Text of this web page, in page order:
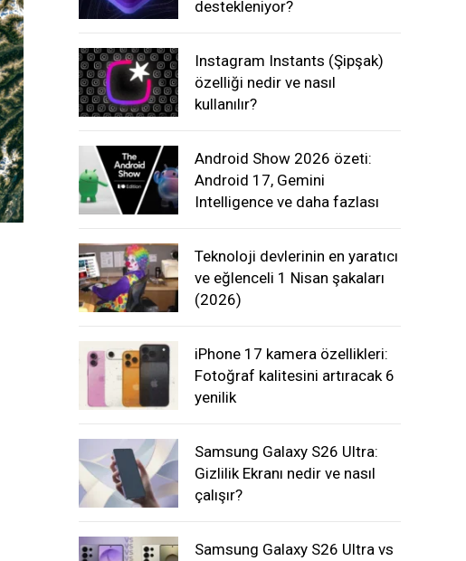
destekleniyor?
Instagram Instants (Şipşak)
özelliği nedir ve nasıl
kullanılır?
Android Show 2026 özeti:
Android 17, Gemini
Intelligence ve daha fazlası
Teknoloji devlerinin en yaratıcı
ve eğlenceli 1 Nisan şakaları
(2026)
iPhone 17 kamera özellikleri:
Fotoğraf kalitesini artıracak 6
yenilik
Samsung Galaxy S26 Ultra:
Gizlilik Ekranı nedir ve nasıl
çalışır?
Samsung Galaxy S26 Ultra vs